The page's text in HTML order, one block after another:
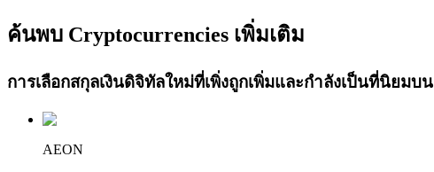
ค้นพบ Cryptocurrencies เพิ่มเติม
การเลือกสกุลเงินดิจิทัลใหม่ที่เพิ่งถูกเพิ่มและกำลังเป็นที่นิยมบน
AEON